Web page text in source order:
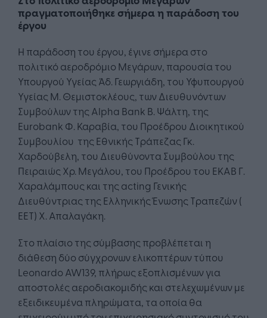
πραγματοποιήθηκε σήμερα η παράδοση του
έργου
Η παράδοση του έργου, έγινε σήμερα στο
πολιτικό αεροδρόμιο Μεγάρων, παρουσία του
Υπουργού Υγείας Άδ. Γεωργιάδη, του Υφυπουργού
Υγείας Μ. Θεμιστοκλέους, των Διευθυνόντων
Συμβούλων της Alpha Bank Β. Ψάλτη, της
Eurobank Φ. Καραβία, του Προέδρου Διοικητικού
Συμβουλίου της Εθνικής Τράπεζας Γκ.
Χαρδούβελη, του Διευθύνοντα Συμβούλου της
Πειραιώς Χρ. Μεγάλου, του Προέδρου του ΕΚΑΒ Γ.
Χαραλάμπους και της acting Γενικής
Διευθύντριας της Ελληνικής Ένωσης Τραπεζών (
ΕΕΤ) Χ. Απαλαγάκη.
Στο πλαίσιο της σύμβασης προβλέπεται η
διάθεση δύο σύγχρονων ελικοπτέρων τύπου
Leonardo AW139, πλήρως εξοπλισμένων για
αποστολές αεροδιακομιδής και στελεχωμένων με
εξειδικευμένα πληρώματα, τα οποία θα